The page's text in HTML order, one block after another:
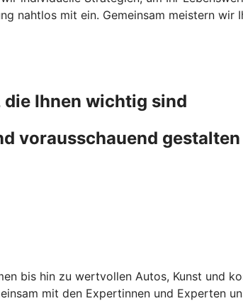
nahtlos mit ein. Gemeinsam meistern
Ihnen wichtig sind
vorausschauend gestalten
bis hin zu wertvollen Autos, Kunst und
mit den Expertinnen und Experten